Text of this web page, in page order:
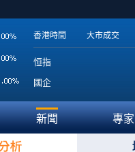
香港時間 大市成交
恒指
國企
新聞 專家